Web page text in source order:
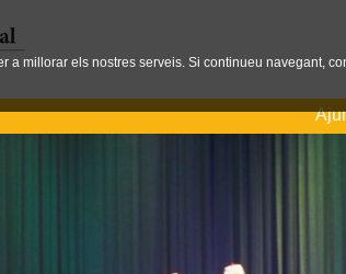
a millorar els nostres serveis. Si continueu navegant,